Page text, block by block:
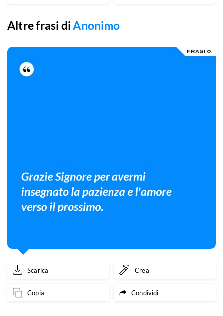
di
nulla.
Congratulazioni!
Altre frasi diAnonimo
Scarica Crea
Copia Condividi